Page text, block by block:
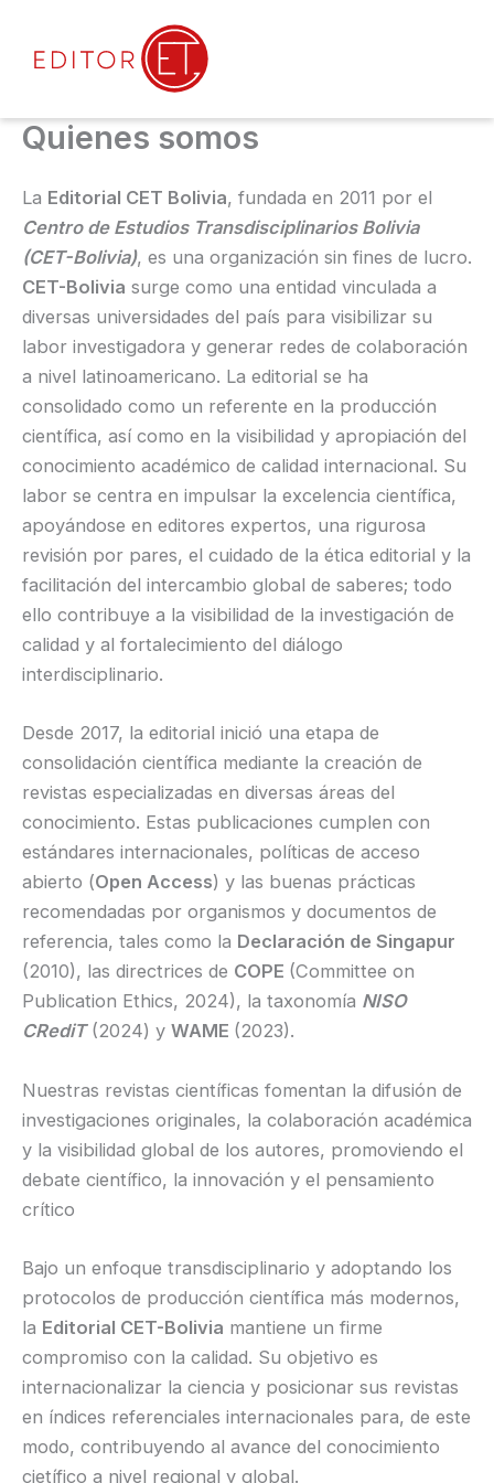
contenido
Quienes somos
La Editorial CET Bolivia, fundada en 2011 por el
Centro de Estudios Transdisciplinarios Bolivia
(CET-Bolivia), es una organización sin fines de lucro.
CET-Bolivia surge como una entidad vinculada a
diversas universidades del país para visibilizar su
labor investigadora y generar redes de colaboración
a nivel latinoamericano. La editorial se ha
consolidado como un referente en la producción
científica, así como en la visibilidad y apropiación del
conocimiento académico de calidad internacional. Su
labor se centra en impulsar la excelencia científica,
apoyándose en editores expertos, una rigurosa
revisión por pares, el cuidado de la ética editorial y la
facilitación del intercambio global de saberes; todo
ello contribuye a la visibilidad de la investigación de
calidad y al fortalecimiento del diálogo
interdisciplinario.
Desde 2017, la editorial inició una etapa de
consolidación científica mediante la creación de
revistas especializadas en diversas áreas del
conocimiento. Estas publicaciones cumplen con
estándares internacionales, políticas de acceso
abierto (Open Access) y las buenas prácticas
recomendadas por organismos y documentos de
referencia, tales como la Declaración de Singapur
(2010), las directrices de COPE (Committee on
Publication Ethics, 2024), la taxonomía NISO
CRediT(2024) y WAME (2023).
Nuestras revistas científicas fomentan la difusión de
investigaciones originales, la colaboración académica
y la visibilidad global de los autores, promoviendo el
debate científico, la innovación y el pensamiento
crítico
Bajo un enfoque transdisciplinario y adoptando los
protocolos de producción científica más modernos,
la Editorial CET-Bolivia mantiene un firme
compromiso con la calidad. Su objetivo es
internacionalizar la ciencia y posicionar sus revistas
en índices referenciales internacionales para, de este
modo, contribuyendo al avance del conocimiento
cietífico a nivel regional y global.